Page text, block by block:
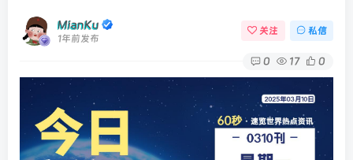
MianKu
1年前发布
关注 私信
0 17 0